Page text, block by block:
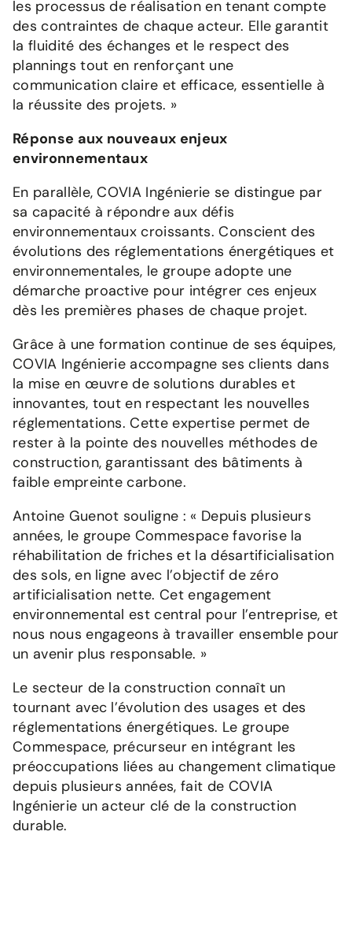
les processus de réalisation en tenant compte
des contraintes de chaque acteur. Elle garantit
la fluidité des échanges et le respect des
plannings tout en renforçant une
communication claire et efficace, essentielle à
la réussite des projets. »
Réponse aux nouveaux enjeux
environnementaux
En parallèle, COVIA Ingénierie se distingue par
sa capacité à répondre aux défis
environnementaux croissants. Conscient des
évolutions des réglementations énergétiques et
environnementales, le groupe adopte une
démarche proactive pour intégrer ces enjeux
dès les premières phases de chaque projet.
Grâce à une formation continue de ses équipes,
COVIA Ingénierie accompagne ses clients dans
la mise en œuvre de solutions durables et
innovantes, tout en respectant les nouvelles
réglementations. Cette expertise permet de
rester à la pointe des nouvelles méthodes de
construction, garantissant des bâtiments à
faible empreinte carbone.
Antoine Guenot souligne : « Depuis plusieurs
années, le groupe Commespace favorise la
réhabilitation de friches et la désartificialisation
des sols, en ligne avec l’objectif de zéro
artificialisation nette. Cet engagement
environnemental est central pour l’entreprise, et
nous nous engageons à travailler ensemble pour
un avenir plus responsable. »
Le secteur de la construction connaît un
tournant avec l’évolution des usages et des
réglementations énergétiques. Le groupe
Commespace, précurseur en intégrant les
préoccupations liées au changement climatique
depuis plusieurs années, fait de COVIA
Ingénierie un acteur clé de la construction
durable.